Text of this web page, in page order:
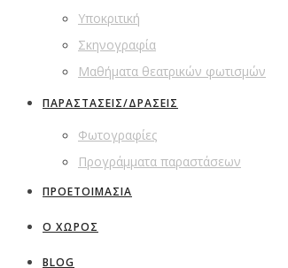
Υποκριτική
Σκηνογραφία
Μαθήματα θεατρικών φωτισμών
ΠΑΡΑΣΤΑΣΕΙΣ/ΔΡΑΣΕΙΣ
Φωτογραφίες
Προγράμματα παραστάσεων
ΠΡΟΕΤΟΙΜΑΣΙΑ
Ο ΧΩΡΟΣ
BLOG